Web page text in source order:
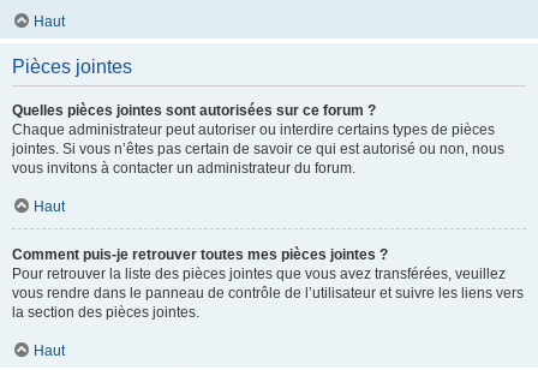
Haut
Pièces jointes
Quelles pièces jointes sont autorisées sur ce forum ?
Chaque administrateur peut autoriser ou interdire certains types de pièces
jointes. Si vous n’êtes pas certain de savoir ce qui est autorisé ou non, nous
vous invitons à contacter un administrateur du forum.
Haut
Comment puis-je retrouver toutes mes pièces jointes ?
Pour retrouver la liste des pièces jointes que vous avez transférées, veuillez
vous rendre dans le panneau de contrôle de l’utilisateur et suivre les liens vers
la section des pièces jointes.
Haut